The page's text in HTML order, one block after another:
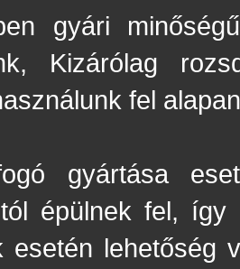
gyári
Kizárólag
fel
gyártása
épülnek fel,
esetén lehetőség